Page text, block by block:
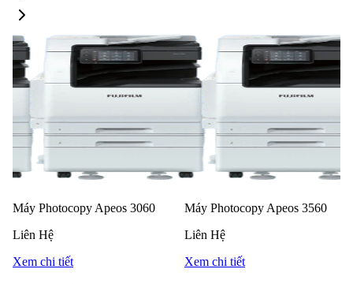
Máy Photocopy Apeos 3060
Liên Hệ
Xem chi tiết
Máy Photocopy Apeos 3560
Liên Hệ
Xem chi tiết